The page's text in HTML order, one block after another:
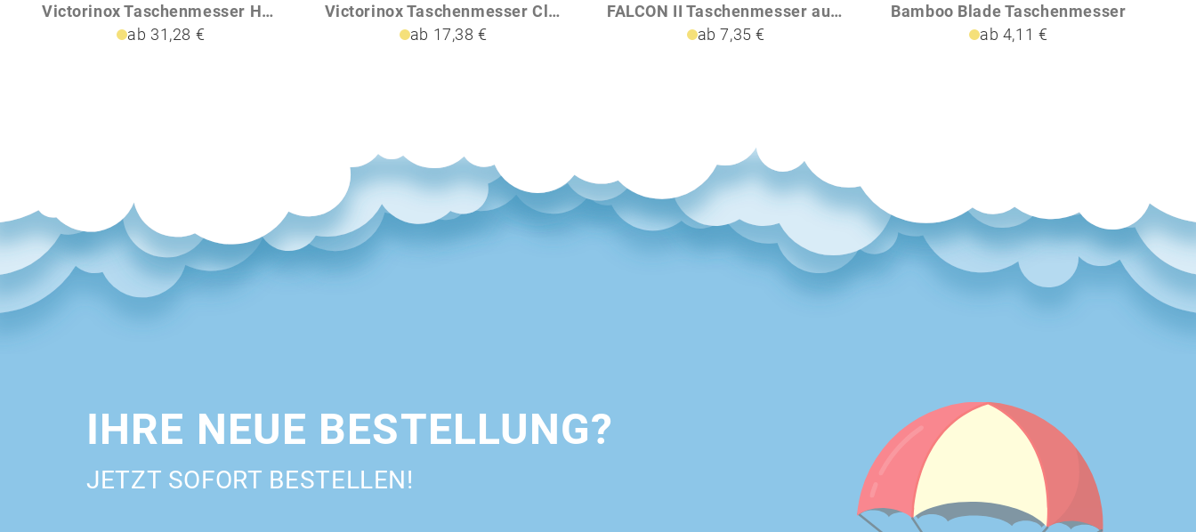
Victorinox Taschenmesser Huntsman
ab 31,28 €
Victorinox Taschenmesser Classic SD Colors
ab 17,38 €
FALCON II Taschenmesser aus Edelstahl und Holz
ab 7,35 €
Bamboo Blade Taschenmesser
ab 4,11 €
IHRE NEUE BESTELLUNG?
JETZT SOFORT BESTELLEN!